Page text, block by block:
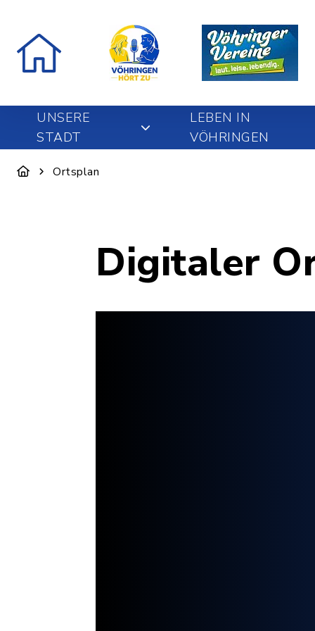
UNSERE
STADT
LEBEN IN
VÖHRINGEN
Ortsplan
Digitaler